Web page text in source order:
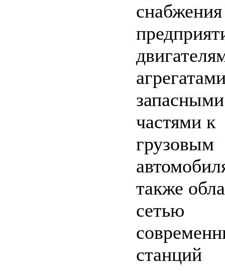
снабжения
запасными
частями к
грузовым
также
сетью
станций